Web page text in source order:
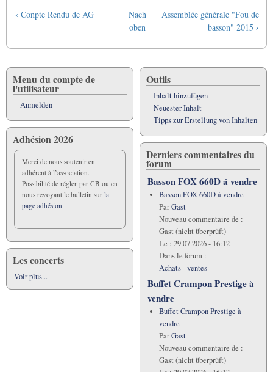
Links
das
Blättern
im
Buch
Assemblée
générale
"Fou
de
Basson"
2014
‹ Conpte Rendu de AG
Nach
oben
Assemblée générale "Fou de
basson" 2015 ›
Menu du compte de
l'utilisateur
Anmelden
Adhésion 2026
Merci de nous soutenir en
adhérent à l’association.
Possibilité de régler par CB ou en
nous revoyant le bulletin sur la
page adhésion.
Les concerts
Voir plus...
Outils
Inhalt hinzufügen
Neuester Inhalt
Tipps zur Erstellung von Inhalten
Derniers commentaires du
forum
Basson FOX 660D á vendre
Basson FOX 660D á vendre
ParGast
Nouveau commentaire de :
Gast (nicht überprüft)
Le : 29.07.2026 - 16:12
Dans le forum :
Achats - ventes
Buffet Crampon Prestige à
vendre
Buffet Crampon Prestige à
vendre
ParGast
Nouveau commentaire de :
Gast (nicht überprüft)